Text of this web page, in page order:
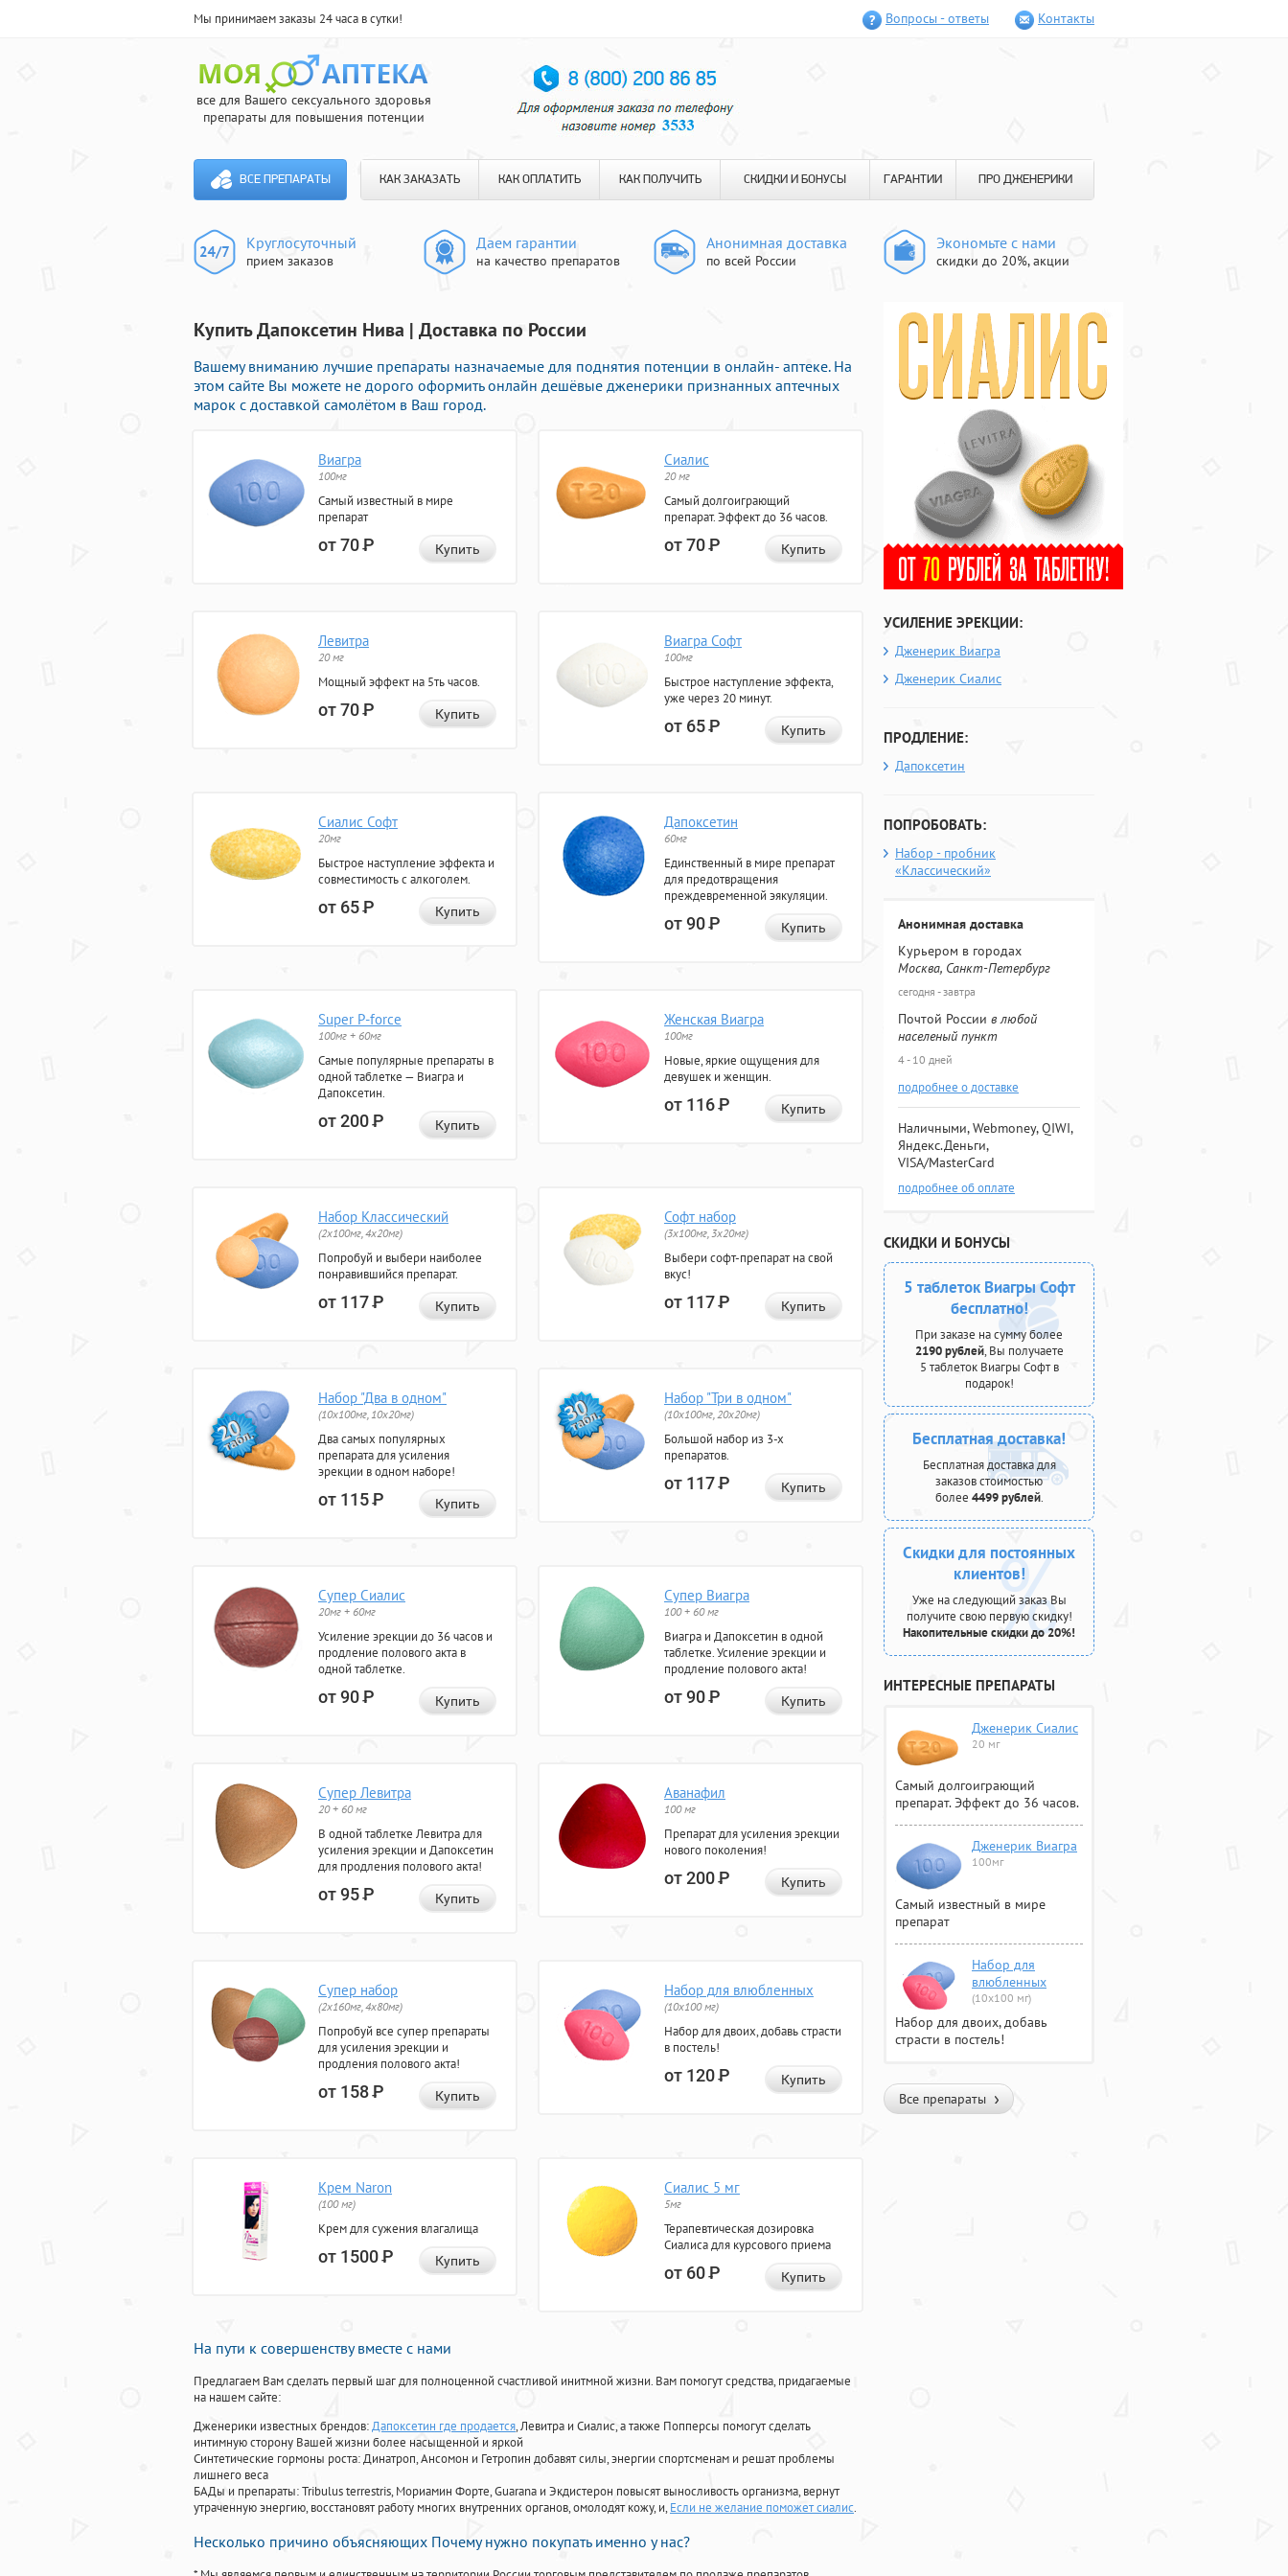
Мы принимаем заказы 24 часа в сутки! Вопросы - ответы Контакты
все для Вашего сексуального здоровья
препараты для повышения потенции
ВСЕ ПРЕПАРАТЫ КАК ЗАКАЗАТЬ КАК ОПЛАТИТЬ КАК ПОЛУЧИТЬ СКИДКИ И БОНУСЫ ГАРАНТИИ ПРО ДЖЕНЕРИКИ
Круглосуточный
прием заказов
Даем гарантии
на качество препаратов
Анонимная доставка
по всей России
Экономьте с нами
скидки до 20%, акции
Купить Дапоксетин Нива | Доставка по России
Вашему вниманию лучшие препараты назначаемые для поднятия потенции в онлайн- аптеке. На
этом сайте Вы можете не дорого оформить онлайн дешёвые дженерики признанных аптечных
марок с доставкой самолётом в Ваш город.
Виагра
100мг
Самый известный в мире
препарат
от 70Р Купить
Сиалис
20 мг
Самый долгоиграющий
препарат. Эффект до 36 часов.
от 70Р Купить
Левитра
20 мг
Мощный эффект на 5ть часов.
от 70Р Купить
Виагра Софт
100мг
Быстрое наступление эффекта,
уже через 20 минут.
от 65Р Купить
Сиалис Софт
20мг
Быстрое наступление эффекта и
совместимость с алкоголем.
от 65Р Купить
Дапоксетин
60мг
Единственный в мире препарат
для предотвращения
преждевременной эякуляции.
от 90Р Купить
Super P-force
100мг + 60мг
Самые популярные препараты в
одной таблетке — Виагра и
Дапоксетин.
от 200Р Купить
Женская Виагра
100мг
Новые, яркие ощущения для
девушек и женщин.
от 116Р Купить
Набор Классический
(2x100мг, 4x20мг)
Попробуй и выбери наиболее
понравившийся препарат.
от 117Р Купить
Софт набор
(3x100мг, 3x20мг)
Выбери софт-препарат на свой
вкус!
от 117Р Купить
Набор "Два в одном"
(10x100мг, 10x20мг)
Два самых популярных
препарата для усиления
эрекции в одном наборе!
от 115Р Купить
Набор "Три в одном"
(10x100мг, 20x20мг)
Большой набор из 3-х
препаратов.
от 117Р Купить
Супер Сиалис
20мг + 60мг
Усиление эрекции до 36 часов и
продление полового акта в
одной таблетке.
от 90Р Купить
Супер Виагра
100 + 60 мг
Виагра и Дапоксетин в одной
таблетке. Усиление эрекции и
продление полового акта!
от 90Р Купить
Супер Левитра
20 + 60 мг
В одной таблетке Левитра для
усиления эрекции и Дапоксетин
для продления полового акта!
от 95Р Купить
Аванафил
100 мг
Препарат для усиления эрекции
нового поколения!
от 200Р Купить
Супер набор
(2х160мг, 4х80мг)
Попробуй все супер препараты
для усиления эрекции и
продления полового акта!
от 158Р Купить
Набор для влюбленных
(10х100 мг)
Набор для двоих, добавь страсти
в постель!
от 120Р Купить
Крем Naron
(100 мг)
Крем для сужения влагалища
от 1500Р Купить
Сиалис 5 мг
5мг
Терапевтическая дозировка
Сиалиса для курсового приема
от 60Р Купить
На пути к совершенству вместе с нами
Предлагаем Вам сделать первый шаг для полноценной счастливой инитмной жизни. Вам помогут средства, придагаемые
на нашем сайте:
Дженерики известных брендов:Дапоксетин где продается, Левитра и Сиалис, а также Попперсы помогут сделать
интимную сторону Вашей жизни более насыщенной и яркой
Синтетические гормоны роста: Динатроп, Ансомон и Гетропин добавят силы, энергии спортсменам и решат проблемы
лишнего веса
БАДы и препараты:Tribulus terrestris, Мориамин Форте, Guarana и Экдистерон повысят выносливость организма, вернут
утраченную энергию, восстановят работу многих внутренних органов, омолодят кожу, и, Если не желание поможет сиалис.
Несколько причино объясняющих Почему нужно покупать именно у нас?
УСИЛЕНИЕ ЭРЕКЦИИ:
Дженерик Виагра
Дженерик Сиалис
ПРОДЛЕНИЕ:
Дапоксетин
ПОПРОБОВАТЬ:
Набор - пробник
«Классический»
Анонимная доставка
Курьером в городах
Москва, Санкт-Петербург
сегодня - завтра
Почтой России в любой
населеный пункт
4 - 10 дней
подробнее о доставке
Наличными, Webmoney, QIWI,
Яндекс.Деньги,
VISA/MasterCard
подробнее об оплате
СКИДКИ И БОНУСЫ
5 таблеток Виагры Софт
бесплатно!
При заказе на сумму более
2190 рублей, Вы получаете
5 таблеток Виагры Софт в
подарок!
Бесплатная доставка!
Бесплатная доставка для
заказов стоимостью
более 4499 рублей.
Скидки для постоянных
клиентов!
Уже на следующий заказ Вы
получите свою первую скидку!
Накопительные скидки до 20%!
ИНТЕРЕСНЫЕ ПРЕПАРАТЫ
Дженерик Сиалис
20 мг
Самый долгоиграющий
препарат. Эффект до 36 часов.
Дженерик Виагра
100мг
Самый известный в мире
препарат
Набор для
влюбленных
(10х100 мг)
Набор для двоих, добавь
страсти в постель!
Все препараты